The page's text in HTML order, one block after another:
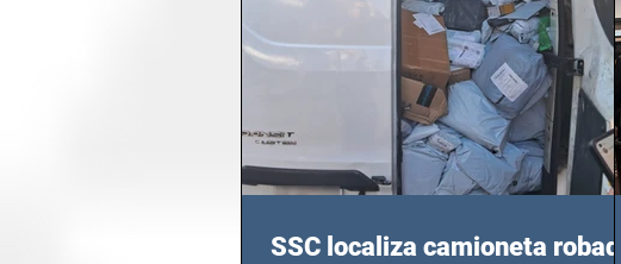
SSC localiza camioneta robada